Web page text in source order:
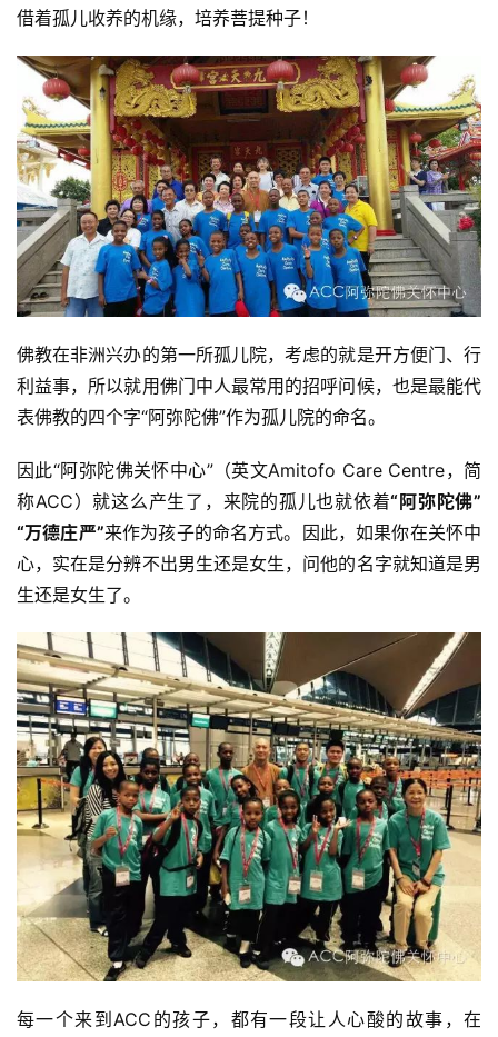
借着孤儿收养的机缘，培养菩提种子！
佛教在非洲兴办的第一所孤儿院，考虑的就是开方便门、行
利益事，所以就用佛门中人最常用的招呼问候，也是最能代
表佛教的四个字“阿弥陀佛”作为孤儿院的命名。
因此“阿弥陀佛关怀中心”（英文Amitofo Care Centre，简
称ACC）就这么产生了，来院的孤儿也就依着“阿弥陀佛”
“万德庄严”来作为孩子的命名方式。因此，如果你在关怀中
心，实在是分辨不出男生还是女生，问他的名字就知道是男
生还是女生了。
每一个来到ACC的孩子，都有一段让人心酸的故事，在